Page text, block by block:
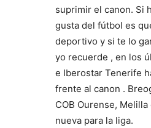
suprimir el canon. Si
gusta del fútbol es
deportivo y si te lo
yo recuerde , en los
e Iberostar Tenerife
frente al canon .
COB Ourense,
nueva para la liga.